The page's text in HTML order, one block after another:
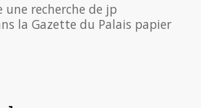
recherche de jp
la Gazette du Palais papier